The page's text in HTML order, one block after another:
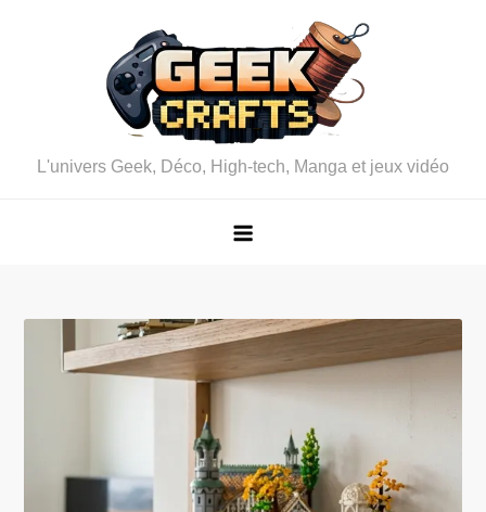
L'univers Geek, Déco, High-tech, Manga et jeux vidéo